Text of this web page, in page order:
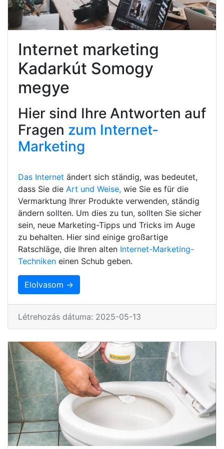
Internet marketing
Kadarkút Somogy
megye
Hier sind Ihre Antworten auf
Fragen zum Internet-
Marketing
Das Internet ändert sich ständig, was bedeutet,
dass Sie die Art und Weise, wie Sie es für die
Vermarktung Ihrer Produkte verwenden, ständig
ändern sollten. Um dies zu tun, sollten Sie sicher
sein, neue Marketing-Tipps und Tricks im Auge
zu behalten. Hier sind einige großartige
Ratschläge, die Ihren alten Internet-Marketing-
Techniken einen Schub geben.
Elolvasom →
Létrehozás dátuma: 2025-05-13